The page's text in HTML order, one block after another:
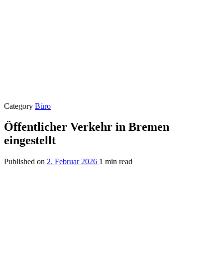
Category Büro
Öffentlicher Verkehr in Bremen
eingestellt
Published on 2. Februar 2026 1 min read